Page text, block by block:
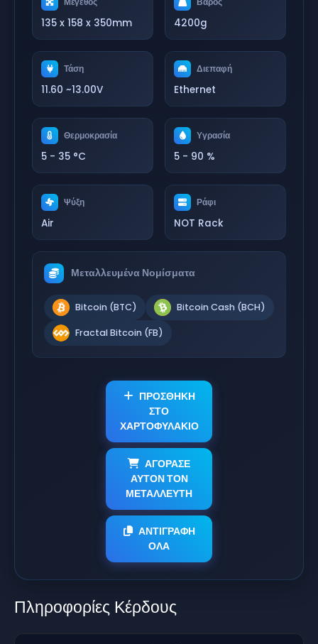
135 x 158 x 350mm 4200g
Τάση
11.60 ~13.00V
Διεπαφή
Ethernet
Θερμοκρασία
5 - 35 °C
Υγρασία
5 - 90 %
Ψύξη
Air
Ράφι
NOT Rack
Μεταλλευμένα Νομίσματα
Bitcoin (BTC) Bitcoin Cash (BCH)
Fractal Bitcoin (FB)
ΠΡΟΣΘΗΚΗ
ΣΤΟ
ΧΑΡΤΟΦΥΛΑΚΙΟ
ΑΓΟΡΑΣΕ
ΑΥΤΟΝ ΤΟΝ
ΜΕΤΑΛΛΕΥΤΗ
ΑΝΤΙΓΡΑΦΗ
ΟΛΑ
Πληροφορίες Κέρδους